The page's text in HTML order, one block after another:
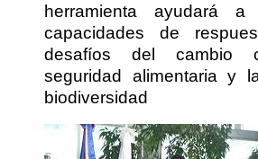
herramienta ayudará a
capacidades de
desafíos del cambio
seguridad alimentaria y
biodiversidad